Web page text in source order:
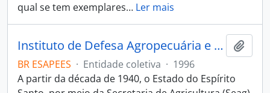
qual se tem exemplares… Ler mais
Instituto de Defesa Agropecuária e Florestal do Espírito Santo
BR ESAPEES · Entidade coletiva · 1996
A partir da década de 1940, o Estado do Espírito